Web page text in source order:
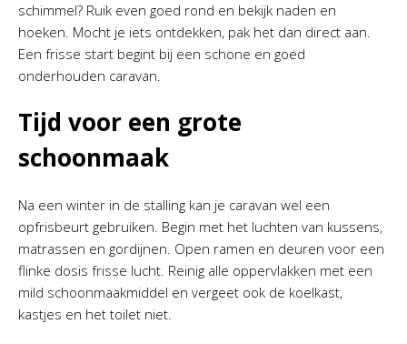
schimmel? Ruik even goed rond en bekijk naden en
hoeken. Mocht je iets ontdekken, pak het dan direct aan.
Een frisse start begint bij een schone en goed
onderhouden caravan.
Tijd voor een grote
schoonmaak
Na een winter in de stalling kan je caravan wel een
opfrisbeurt gebruiken. Begin met het luchten van kussens,
matrassen en gordijnen. Open ramen en deuren voor een
flinke dosis frisse lucht. Reinig alle oppervlakken met een
mild schoonmaakmiddel en vergeet ook de koelkast,
kastjes en het toilet niet.